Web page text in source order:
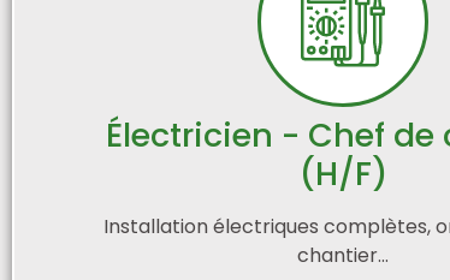
Électricien - Chef
(H/F)
Installation électriques complètes,
chantier...